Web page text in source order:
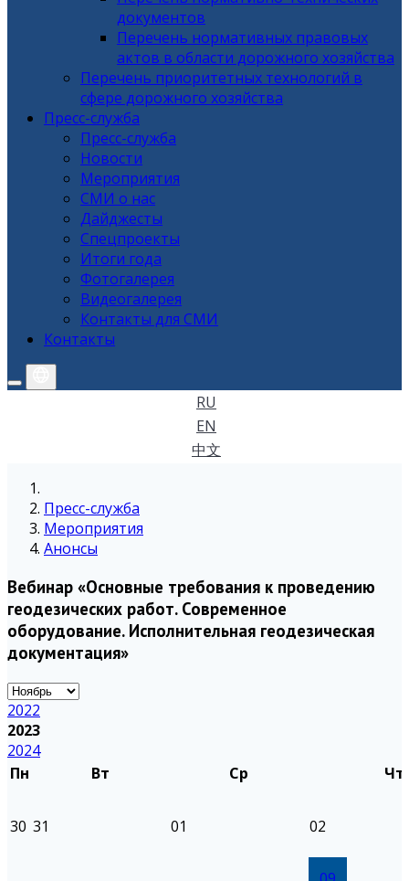
документов
Перечень нормативных правовых
актов в области дорожного хозяйства
Перечень приоритетных технологий в
сфере дорожного хозяйства
Пресс-служба
Пресс-служба
Новости
Мероприятия
СМИ о нас
Дайджесты
Спецпроекты
Итоги года
Фотогалерея
Видеогалерея
Контакты для СМИ
Контакты
RU
EN
中文
Пресс-служба
Мероприятия
Анонсы
Вебинар «Основные требования к проведению
геодезических работ. Современное
оборудование. Исполнительная геодезическая
документация»
2022
2023
2024
Пн
Вт Ср Чт
30 31 01 02